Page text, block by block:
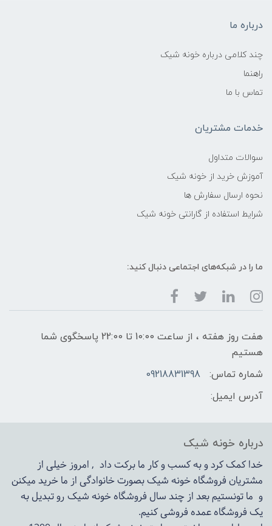
درباره ما
چند کلامی درباره خونه شیک
راهنما
تماس با ما
خدمات مشتریان
سوالات متداول
آموزش خرید از خونه شیک
نحوه ارسال سفارش ها
شرایط استفاده از گارانتی خونه شیک
ما را در شبکه‌های اجتماعی دنبال کنید:
هفت روز هفته ، از ساعت 10:00 تا 22:00 پاسخگوی شما
هستیم
شماره تماس:
09218831398
آدرس ایمیل:
درباره خونه شیک
خدا کمک کرد و به کسب و کار ما برکت داد , امروز خیلی از
مشتریان فروشگاه خونه شیک بصورت خانوادگی از ما خرید میکنن
و ما تونستیم بعد از چند سال فروشگاهخونه شیکرو تبدیل به
یک فروشگاه عمده فروشی کنیم.